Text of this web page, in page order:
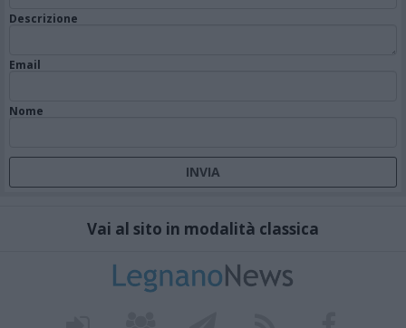
Descrizione
Email
Nome
Vai al sito in modalità classica